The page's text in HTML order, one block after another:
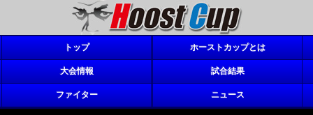
トップ ホーストカップとは
大会情報 試合結果
ファイター ニュース